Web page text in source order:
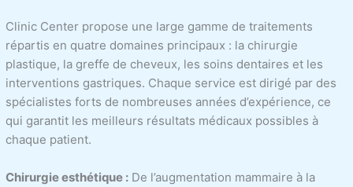
Clinic Center propose une large gamme de traitements
répartis en quatre domaines principaux : la chirurgie
plastique, la greffe de cheveux, les soins dentaires et les
interventions gastriques. Chaque service est dirigé par des
spécialistes forts de nombreuses années d’expérience, ce
qui garantit les meilleurs résultats médicaux possibles à
chaque patient.
Chirurgie esthétique : De l’augmentation mammaire à la